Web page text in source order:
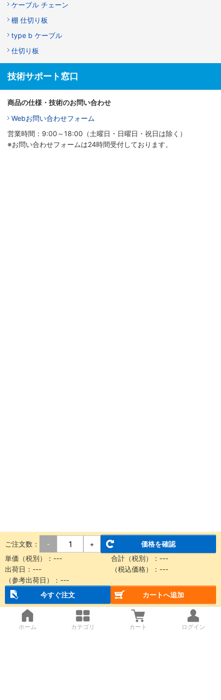
ケーブル チェーン
棚 仕切り板
type b ケーブル
仕切り板
技術サポート窓口
商品の仕様・技術のお問い合わせ
Webお問い合わせフォーム
営業時間：9:00～18:00（土曜日・日曜日・祝日は除く）
※お問い合わせフォームは24時間受付しております。
ご注文数： - +
価格を確認
単価（税別）： --- 合計（税別）： ---
出荷日： --- （税込価格）： ---
（参考出荷日）： ---
今すぐ注文
カートへ追加
ホーム カテゴリ カート ログイン